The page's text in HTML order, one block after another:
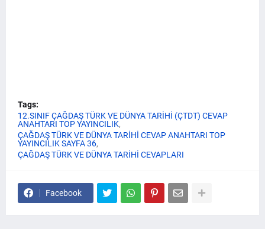
Tags:
12.SINIF ÇAĞDAŞ TÜRK VE DÜNYA TARİHİ (ÇTDT) CEVAP
ANAHTARI TOP YAYINCILIK
ÇAĞDAŞ TÜRK VE DÜNYA TARİHİ CEVAP ANAHTARI TOP
YAYINCILIK SAYFA 36
ÇAĞDAŞ TÜRK VE DÜNYA TARİHİ CEVAPLARI
Facebook